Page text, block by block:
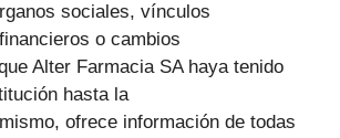
sociales, vínculos
o cambios
Alter Farmacia SA haya tenido
hasta la
ofrece información de todas